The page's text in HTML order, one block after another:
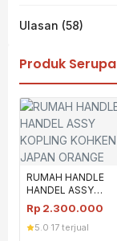
Ulasan (58)
Produk Serupa
RUMAH HANDLE
HANDEL ASSY
KOPLING KOHKEN
JAPAN ORANGE
Rp 2.300.000
5.0 17 terjual